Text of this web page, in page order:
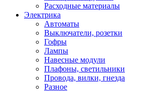
Расходные материалы
Электрика
Автоматы
Выключатели, розетки
Гофры
Лампы
Навесные модули
Плафоны, светильники
Провода, вилки, гнезда
Разное